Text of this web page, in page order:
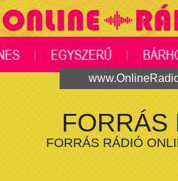
FORRÁS
FORRÁS RÁDIÓ